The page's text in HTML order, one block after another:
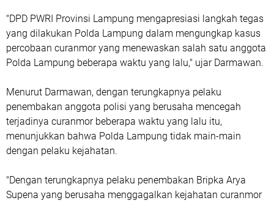
"DPD PWRI Provinsi Lampung mengapresiasi langkah tegas
yang dilakukan Polda Lampung dalam mengungkap kasus
percobaan curanmor yang menewaskan salah satu anggota
Polda Lampung beberapa waktu yang lalu," ujar Darmawan.
Menurut Darmawan, dengan terungkapnya pelaku
penembakan anggota polisi yang berusaha mencegah
terjadinya curanmor beberapa waktu yang lalu itu,
menunjukkan bahwa Polda Lampung tidak main-main
dengan pelaku kejahatan.
"Dengan terungkapnya pelaku penembakan Bripka Arya
Supena yang berusaha menggagalkan kejahatan curanmor